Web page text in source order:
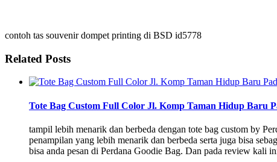
contoh tas souvenir dompet printing di BSD id5778
Related Posts
Tote Bag Custom Full Color Jl. Komp Taman Hidup Baru
tampil lebih menarik dan berbeda dengan tote bag custom by
penampilan yang lebih menarik dan berbeda serta juga bisa
bisa anda pesan di Perdana Goodie Bag. Dan pada review kali